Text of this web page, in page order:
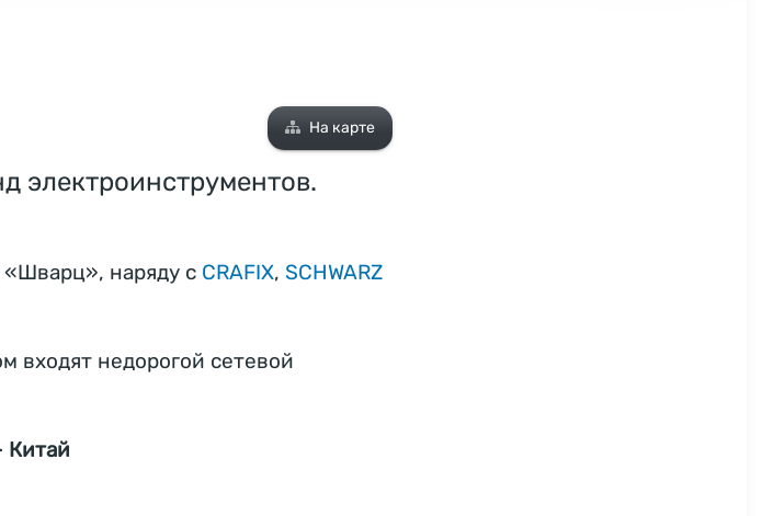
На карте
электроинструментов.
наряду с CRAFIX, SCHWARZ
входят недорогой сетевой
Китай